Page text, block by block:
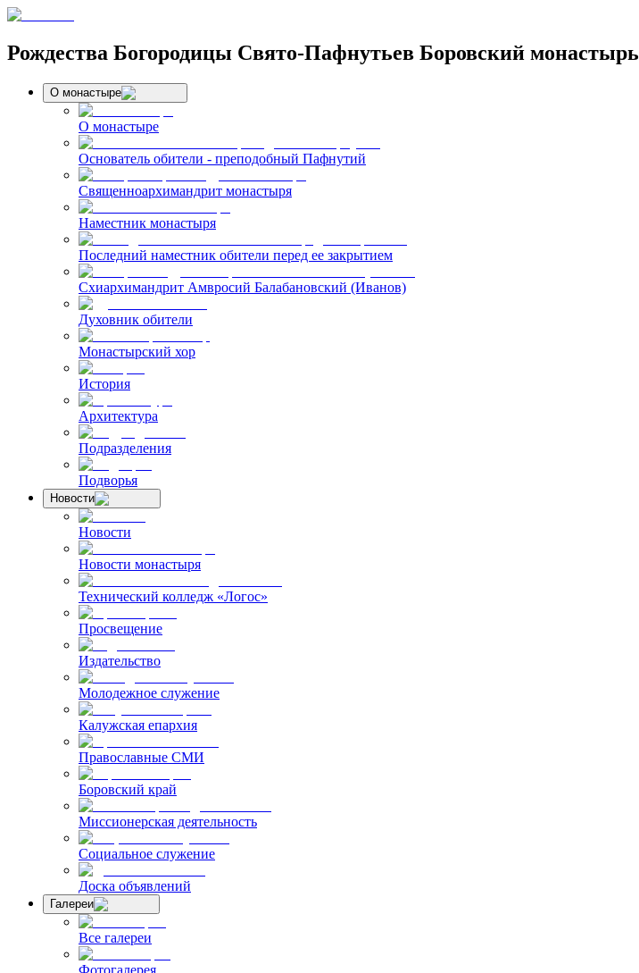
Рождества Богородицы Свято-Пафнутьев Боровский монастырь
О монастыре
О монастыре
Основатель обители - преподобный Пафнутий
Священноархимандрит монастыря
Наместник монастыря
Последний наместник обители перед ее закрытием
Схиархимандрит Амвросий Балабановский (Иванов)
Духовник обители
Монастырский хор
История
Архитектура
Подразделения
Подворья
Новости
Новости
Новости монастыря
Технический колледж «Логос»
Просвещение
Издательство
Молодежное служение
Калужская епархия
Православные СМИ
Боровский край
Миссионерская деятельность
Социальное служение
Доска объявлений
Галереи
Все галереи
Фотогалерея